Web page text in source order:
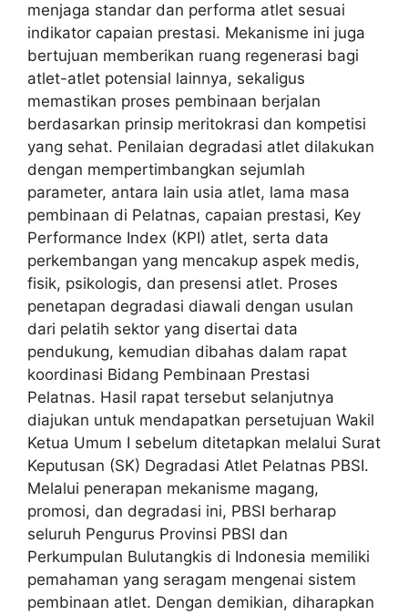
menjaga standar dan performa atlet sesuai
indikator capaian prestasi. Mekanisme ini juga
bertujuan memberikan ruang regenerasi bagi
atlet-atlet potensial lainnya, sekaligus
memastikan proses pembinaan berjalan
berdasarkan prinsip meritokrasi dan kompetisi
yang sehat. Penilaian degradasi atlet dilakukan
dengan mempertimbangkan sejumlah
parameter, antara lain usia atlet, lama masa
pembinaan di Pelatnas, capaian prestasi, Key
Performance Index (KPI) atlet, serta data
perkembangan yang mencakup aspek medis,
fisik, psikologis, dan presensi atlet. Proses
penetapan degradasi diawali dengan usulan
dari pelatih sektor yang disertai data
pendukung, kemudian dibahas dalam rapat
koordinasi Bidang Pembinaan Prestasi
Pelatnas. Hasil rapat tersebut selanjutnya
diajukan untuk mendapatkan persetujuan Wakil
Ketua Umum I sebelum ditetapkan melalui Surat
Keputusan (SK) Degradasi Atlet Pelatnas PBSI.
Melalui penerapan mekanisme magang,
promosi, dan degradasi ini, PBSI berharap
seluruh Pengurus Provinsi PBSI dan
Perkumpulan Bulutangkis di Indonesia memiliki
pemahaman yang seragam mengenai sistem
pembinaan atlet. Dengan demikian, diharapkan